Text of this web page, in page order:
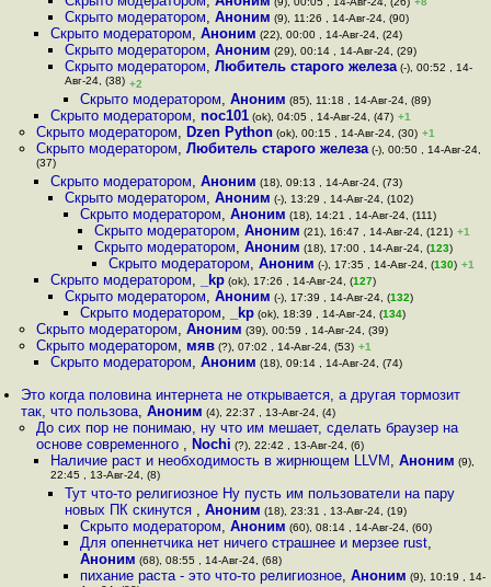
Скрыто модератором,Аноним (9), 11:26 , 14-Авг-24, (90)
Скрыто модератором, Аноним (22), 00:00 , 14-Авг-24, (24)
Скрыто модератором,Аноним (29), 00:14 , 14-Авг-24, (29)
Скрыто модератором,Любитель старого железа (-), 00:52 , 14-
Авг-24, (38) +2
Скрыто модератором, Аноним (85), 11:18 , 14-Авг-24, (89)
Скрыто модератором, noc101(ok), 04:05 , 14-Авг-24, (47) +1
Скрыто модератором, Dzen Python(ok), 00:15 , 14-Авг-24, (30) +1
Скрыто модератором, Любитель старого железа(-), 00:50 , 14-Авг-24,
(37)
Скрыто модератором, Аноним (18), 09:13 , 14-Авг-24, (73)
Скрыто модератором,Аноним (-), 13:29 , 14-Авг-24, (102)
Скрыто модератором, Аноним (18), 14:21 , 14-Авг-24, (111)
Скрыто модератором, Аноним (21), 16:47 , 14-Авг-24, (121) +1
Скрыто модератором, Аноним (18), 17:00 , 14-Авг-24, (123)
Скрыто модератором,Аноним (-), 17:35 , 14-Авг-24, (130) +1
Скрыто модератором, _kp(ok), 17:26 , 14-Авг-24, (127)
Скрыто модератором,Аноним (-), 17:39 , 14-Авг-24, (132)
Скрыто модератором, _kp(ok), 18:39 , 14-Авг-24, (134)
Скрыто модератором, Аноним (39), 00:59 , 14-Авг-24, (39)
Скрыто модератором, мяв(?), 07:02 , 14-Авг-24, (53) +1
Скрыто модератором, Аноним (18), 09:14 , 14-Авг-24, (74)
Это когда половина интернета не открывается, а другая тормозит
так, что пользова,Аноним (4), 22:37 , 13-Авг-24, (4)
До сих пор не понимаю, ну что им мешает, сделать браузер на
основе современного , Nochi (?), 22:42 , 13-Авг-24, (6)
Наличие раст и необходимость в жирнющем LLVM , Аноним (9),
22:45 , 13-Авг-24, (8)
Тут что-то религиозное Ну пусть им пользователи на пару
новых ПК скинутся ,Аноним (18), 23:31 , 13-Авг-24, (19)
Скрыто модератором, Аноним (60), 08:14 , 14-Авг-24, (60)
Для опеннетчика нет ничего страшнее и мерзее rust,
Аноним (68), 08:55 , 14-Авг-24, (68)
пихание раста - это что-то религиозное, Аноним (9), 10:19 , 14-